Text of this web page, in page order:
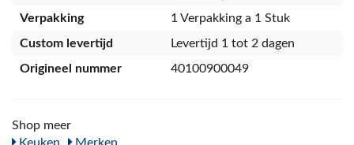
Verpakking
1 Verpakking a 1 Stuk
Custom levertijd
Levertijd 1 tot 2 dagen
Origineel nummer
40100900049
Shop meer
Keuken
Merken